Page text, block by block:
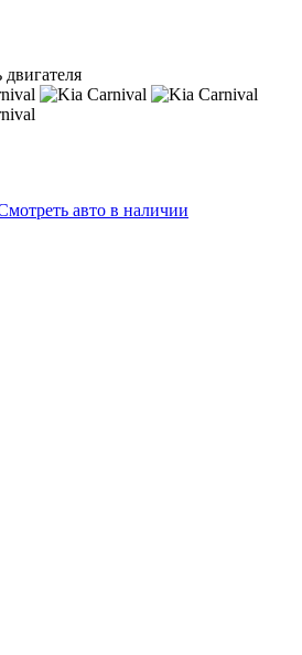
авто в наличии